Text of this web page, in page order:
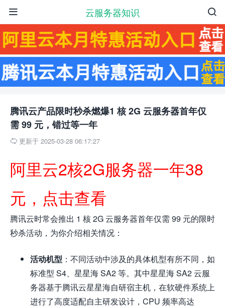
云服务器知识 

腾讯云产品限时秒杀燃爆1 核 2G 云服务器首年仅
需 99 元，错过等一年
 更新于 2025-03-28 06:17:27
阿里云2核2G服务器一年38
元，点击查看
腾讯云时常会推出 1 核 2G 云服务器首年仅需 99 元的限时
秒杀活动，为你介绍相关情况：
活动机型 ：不同活动中涉及的具体机型有所不同，如
标准型 S4、星星海 SA2 等。其中星星海 SA2 云服
务器基于腾讯云星星海自研宿主机，在软硬件系统上
进行了高度适配自主研发设计，CPU 频率高达